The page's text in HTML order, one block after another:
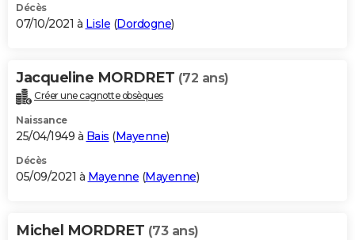
Décès
07/10/2021 à Lisle (Dordogne)
Jacqueline MORDRET (72 ans)
Créer une cagnotte obsèques
Naissance
25/04/1949 à Bais (Mayenne)
Décès
05/09/2021 à Mayenne (Mayenne)
Michel MORDRET (73 ans)